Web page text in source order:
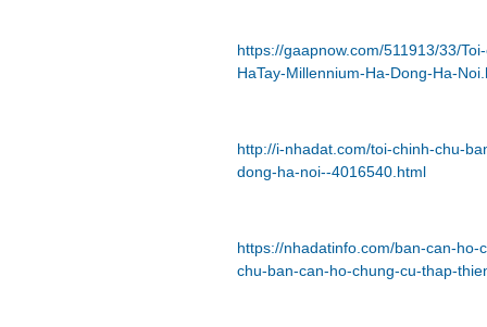
https://gaapnow.com/511913/33/
HaTay-Millennium-Ha-Dong-Ha-
http://i-nhadat.com/toi-chinh-chu-
dong-ha-noi--4016540.html
https://nhadatinfo.com/ban-can-
chu-ban-can-ho-chung-cu-thap-